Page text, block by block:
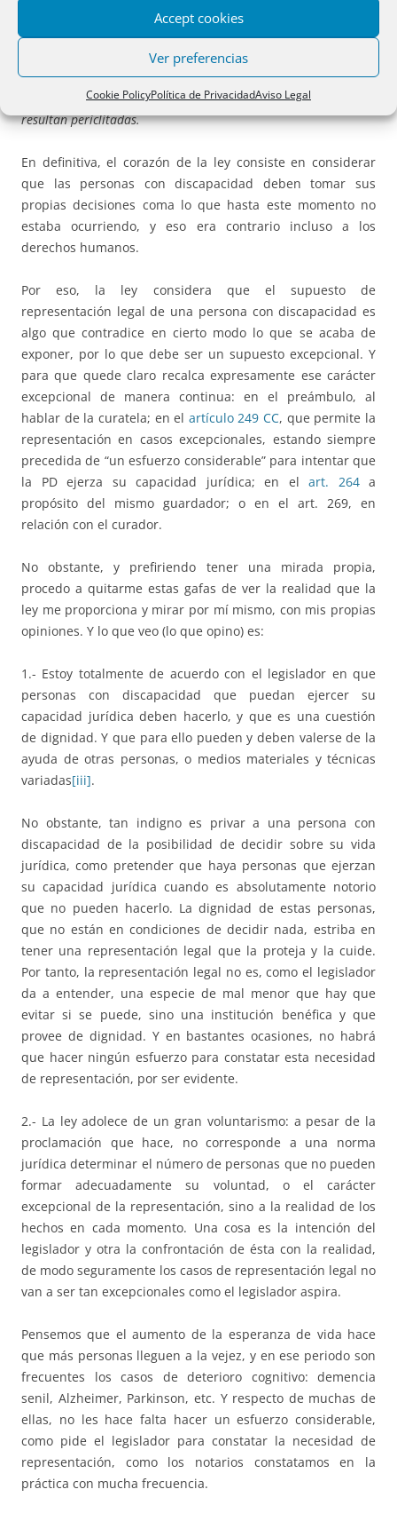
Accept cookies
Ver preferencias
Cookie PolicyPolítica de PrivacidadAviso Legal
profesionales del Derecho –jueces y magistrados, personal al
servicio de la Administración de Justicia, notarios,
registradores– que han de prestar sus respectivas funciones, a
requerimiento de las personas con discapacidad, partiendo de
los nuevos principios y no de visiones paternalistas que hoy
resultan periclitadas.
En definitiva, el corazón de la ley consiste en considerar
que las personas con discapacidad deben tomar sus
propias decisiones coma lo que hasta este momento no
estaba ocurriendo, y eso era contrario incluso a los
derechos humanos.
Por eso, la ley considera que el supuesto de
representación legal de una persona con discapacidad es
algo que contradice en cierto modo lo que se acaba de
exponer, por lo que debe ser un supuesto excepcional. Y
para que quede claro recalca expresamente ese carácter
excepcional de manera continua: en el preámbulo, al
hablar de la curatela; en el artículo 249 CC, que permite la
representación en casos excepcionales, estando siempre
precedida de “un esfuerzo considerable” para intentar que
la PD ejerza su capacidad jurídica; en el art. 264a
propósito del mismo guardador; o en el art. 269, en
relación con el curador.
No obstante, y prefiriendo tener una mirada propia,
procedo a quitarme estas gafas de ver la realidad que la
ley me proporciona y mirar por mí mismo, con mis propias
opiniones. Y lo que veo (lo que opino) es:
1.- Estoy totalmente de acuerdo con el legislador en que
personas con discapacidad que puedan ejercer su
capacidad jurídica deben hacerlo, y que es una cuestión
de dignidad. Y que para ello pueden y deben valerse de la
ayuda de otras personas, o medios materiales y técnicas
variadas[iii].
No obstante, tan indigno es privar a una persona con
discapacidad de la posibilidad de decidir sobre su vida
jurídica, como pretender que haya personas que ejerzan
su capacidad jurídica cuando es absolutamente notorio
que no pueden hacerlo. La dignidad de estas personas,
que no están en condiciones de decidir nada, estriba en
tener una representación legal que la proteja y la cuide.
Por tanto, la representación legal no es, como el legislador
da a entender, una especie de mal menor que hay que
evitar si se puede, sino una institución benéfica y que
provee de dignidad. Y en bastantes ocasiones, no habrá
que hacer ningún esfuerzo para constatar esta necesidad
de representación, por ser evidente.
2.- La ley adolece de un gran voluntarismo: a pesar de la
proclamación que hace, no corresponde a una norma
jurídica determinar el número de personas que no pueden
formar adecuadamente su voluntad, o el carácter
excepcional de la representación, sino a la realidad de los
hechos en cada momento. Una cosa es la intención del
legislador y otra la confrontación de ésta con la realidad,
de modo seguramente los casos de representación legal no
van a ser tan excepcionales como el legislador aspira.
Pensemos que el aumento de la esperanza de vida hace
que más personas lleguen a la vejez, y en ese periodo son
frecuentes los casos de deterioro cognitivo: demencia
senil, Alzheimer, Parkinson, etc. Y respecto de muchas de
ellas, no les hace falta hacer un esfuerzo considerable,
como pide el legislador para constatar la necesidad de
representación, como los notarios constatamos en la
práctica con mucha frecuencia.